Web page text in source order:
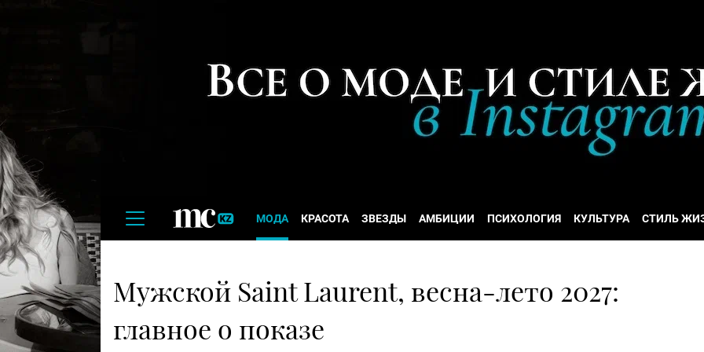
МОДА КРАСОТА ЗВЕЗДЫ АМБИЦИИ ПСИХОЛОГИЯ КУЛЬТУРА СТИЛЬ
Мужской Saint Laurent, весна-лето 2027:
главное о показе